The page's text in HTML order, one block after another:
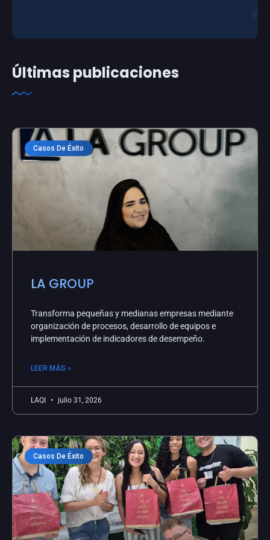
Últimas publicaciones
Casos De Éxito
LA GROUP
Transforma pequeñas y medianas empresas mediante
organización de procesos, desarrollo de equipos e
implementación de indicadores de desempeño.
LEER MÁS »
LAQI julio 31, 2026
Casos De Éxito